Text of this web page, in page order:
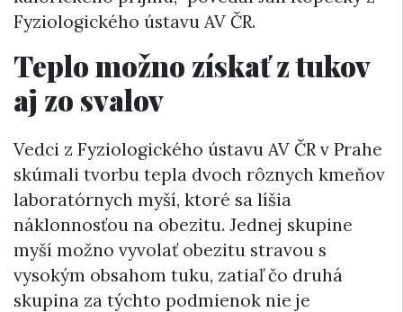
Fyziologického ústavu AV ČR.
Teplo možno získať z tukov
aj zo svalov
Vedci z Fyziologického ústavu AV ČR v Prahe
skúmali tvorbu tepla dvoch rôznych kmeňov
laboratórnych myší, ktoré sa líšia
náklonnosťou na obezitu. Jednej skupine
myší možno vyvolať obezitu stravou s
vysokým obsahom tuku, zatiaľ čo druhá
skupina za týchto podmienok nie je